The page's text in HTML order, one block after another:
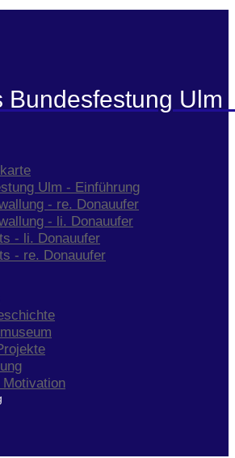
Bundesfestung Ulm
Ulm - Einführung
- re. Donauufer
- li. Donauufer
- li. Donauufer
- re. Donauufer